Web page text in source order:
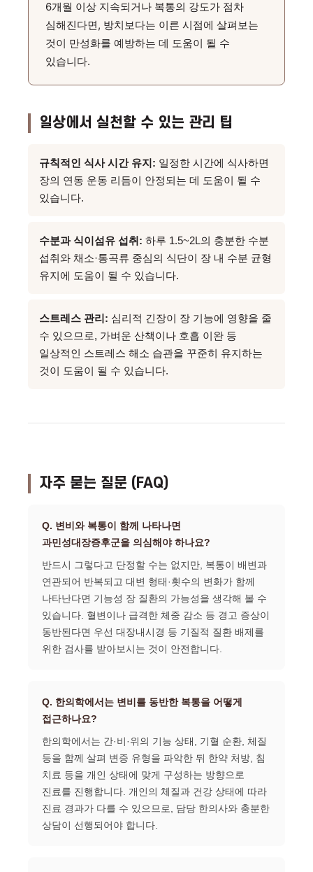
6개월 이상 지속되거나 복통의 강도가 점차
심해진다면, 방치보다는 이른 시점에 살펴보는
것이 만성화를 예방하는 데 도움이 될 수
있습니다.
일상에서 실천할 수 있는 관리 팁
규칙적인 식사 시간 유지: 일정한 시간에 식사하면
장의 연동 운동 리듬이 안정되는 데 도움이 될 수
있습니다.
수분과 식이섬유 섭취: 하루 1.5~2L의 충분한 수분
섭취와 채소·통곡류 중심의 식단이 장 내 수분 균형
유지에 도움이 될 수 있습니다.
스트레스 관리: 심리적 긴장이 장 기능에 영향을 줄
수 있으므로, 가벼운 산책이나 호흡 이완 등
일상적인 스트레스 해소 습관을 꾸준히 유지하는
것이 도움이 될 수 있습니다.
자주 묻는 질문 (FAQ)
Q. 변비와 복통이 함께 나타나면
과민성대장증후군을 의심해야 하나요?
반드시 그렇다고 단정할 수는 없지만, 복통이 배변과
연관되어 반복되고 대변 형태·횟수의 변화가 함께
나타난다면 기능성 장 질환의 가능성을 생각해 볼 수
있습니다. 혈변이나 급격한 체중 감소 등 경고 증상이
동반된다면 우선 대장내시경 등 기질적 질환 배제를
위한 검사를 받아보시는 것이 안전합니다.
Q. 한의학에서는 변비를 동반한 복통을 어떻게
접근하나요?
한의학에서는 간·비·위의 기능 상태, 기혈 순환, 체질
등을 함께 살펴 변증 유형을 파악한 뒤 한약 처방, 침
치료 등을 개인 상태에 맞게 구성하는 방향으로
진료를 진행합니다. 개인의 체질과 건강 상태에 따라
진료 경과가 다를 수 있으므로, 담당 한의사와 충분한
상담이 선행되어야 합니다.